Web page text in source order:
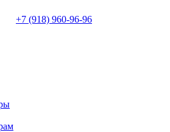
+7 (918) 960-96-96